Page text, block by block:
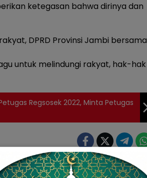
ketegasan bahwa dirinya dan
DPRD Provinsi Jambi bersama
untuk melindungi rakyat, hak-hak
Regsosek 2022, Minta Petugas